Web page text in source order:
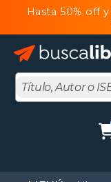
Hasta 50% off